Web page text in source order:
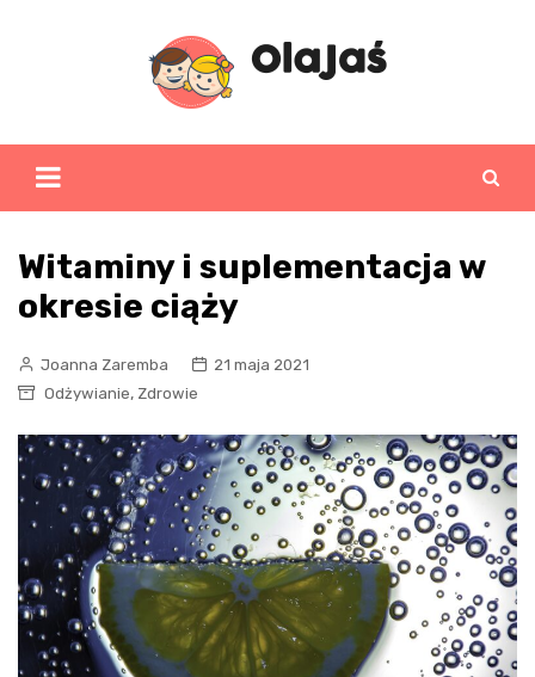
Witaminy i suplementacja w
okresie ciąży
Joanna Zaremba
21 maja 2021
Odżywianie, Zdrowie